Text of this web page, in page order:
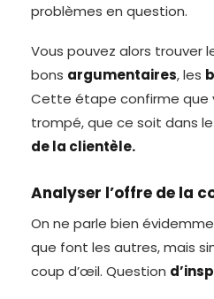
problèmes en question.
Vous pouvez alors trouver
bons argumentaires, les
Cette étape confirme que
trompé, que ce soit dans
de la clientèle.
Analyser l’offre de la
On ne parle bien
que font les autres, mais
coup d’œil. Question